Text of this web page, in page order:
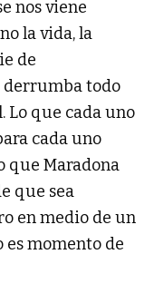
nos viene
la vida, la
de
derrumba todo
Lo que cada uno
cada uno
que Maradona
que sea
en medio de un
es momento de